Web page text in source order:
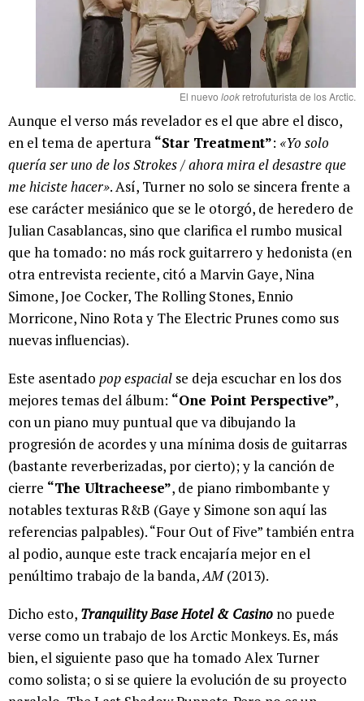
El nuevo look retrofuturista de los Arctic.
Aunque el verso más revelador es el que abre el disco,
en el tema de apertura “Star Treatment”: «Yo solo
quería ser uno de los Strokes / ahora mira el desastre que
me hiciste hacer». Así, Turner no solo se sincera frente a
ese carácter mesiánico que se le otorgó, de heredero de
Julian Casablancas, sino que clarifica el rumbo musical
que ha tomado: no más rock guitarrero y hedonista (en
otra entrevista reciente, citó a Marvin Gaye, Nina
Simone, Joe Cocker, The Rolling Stones, Ennio
Morricone, Nino Rota y The Electric Prunes como sus
nuevas influencias).
Este asentado pop espacial se deja escuchar en los dos
mejores temas del álbum: “One Point Perspective”,
con un piano muy puntual que va dibujando la
progresión de acordes y una mínima dosis de guitarras
(bastante reverberizadas, por cierto); y la canción de
cierre “The Ultracheese”, de piano rimbombante y
notables texturas R&B (Gaye y Simone son aquí las
referencias palpables). “Four Out of Five” también entra
al podio, aunque este track encajaría mejor en el
penúltimo trabajo de la banda,AM(2013).
Dicho esto, Tranquility Base Hotel & Casino no puede
verse como un trabajo de los Arctic Monkeys. Es, más
bien, el siguiente paso que ha tomado Alex Turner
como solista; o si se quiere la evolución de su proyecto